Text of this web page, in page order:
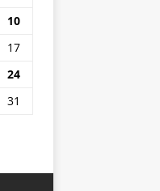
10
17
24
31